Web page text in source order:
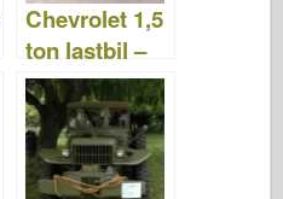
Chevrolet 1,5
ton lastbil –
gå runt